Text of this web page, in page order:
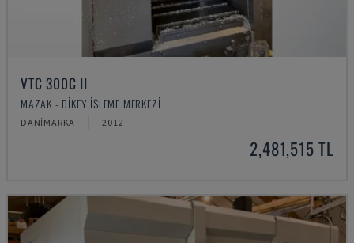
VTC 300C II
MAZAK - DIKEY İŞLEME MERKEZI
DANIMARKA 2012
2,481,515 TL